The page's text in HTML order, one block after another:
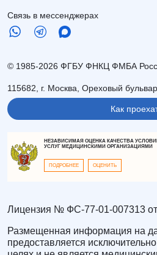
Связь в мессенджерах
© 1985-2026 ФГБУ ФНКЦ ФМБА
115682, г. Москва, Ореховый
Как
НЕЗАВИСИМАЯ ОЦЕНКА КАЧЕСТВА
УСЛУГ МЕДИЦИНСКИМИ ОРГАНИЗАЦИЯМИ
ПОДРОБНЕЕ ОЦЕНИТЬ
Лицензия № ФС-77-01-007313 от
Размещенная информация на
предоставляется